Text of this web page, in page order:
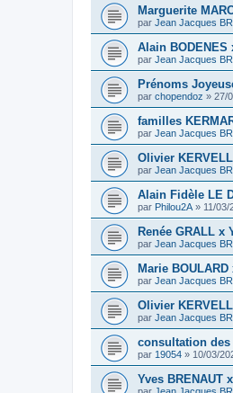
Marguerite
par Jean Jacques
Alain BODENES
par Jean Jacques
Prénoms
par chopendoz » 27/
familles
par Jean Jacques
Olivier
par Jean Jacques
Alain Fidèle LE
par Philou2A » 11/03/
Renée GRALL x
par Jean Jacques
Marie
par Jean Jacques
Olivier
par Jean Jacques
consultation des
par 19054 » 10/03/
Yves BRENAUT
par Jean Jacques